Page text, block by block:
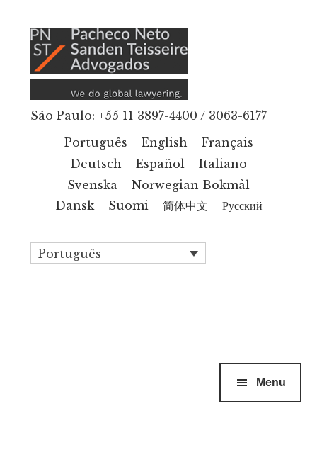
content
menu
São Paulo: +55 11 3897-4400 / 3063-6177
Português
English
Français
Deutsch
Español
Italiano
Svenska
Norwegian Bokmål
Dansk
Suomi 简体中文 Русский
Português
Menu